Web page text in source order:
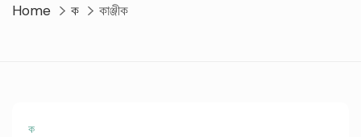
Home ক কাঞ্জীক
ক